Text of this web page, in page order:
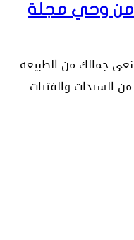
وحي مجلة
جمالك من الطبيعة
من السيدات والفتيات